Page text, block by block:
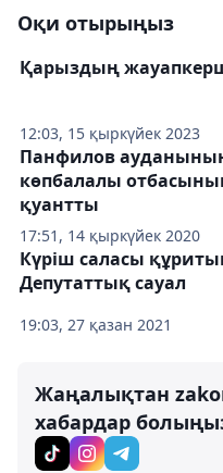
Оқи отырыңыз
12:03, 15 қыркүйек 2023
Қарыздың
17:51, 14 қыркүйек 2020
Панфилов
көпбалалы
қуантты
19:03, 27 қазан 2021
Күріш саласы
Депутаттық сауал
Жаңалықтан
хабардар